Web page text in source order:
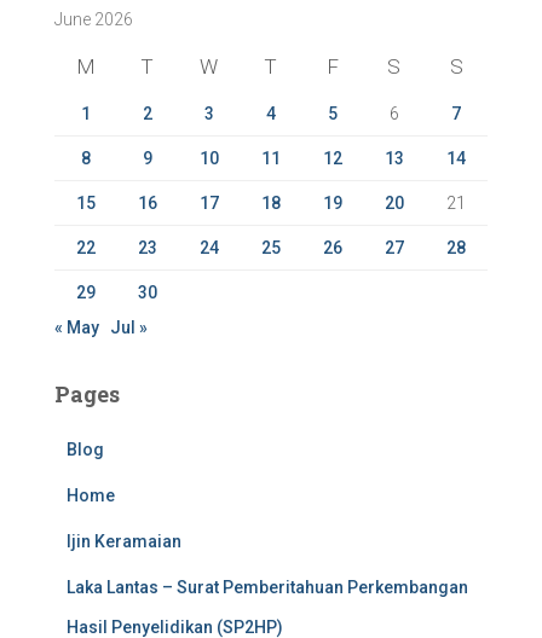
h
June 2026
M T W T F S S
1 2 3 4 5 6 7
8 9 10 11 12 13 14
15 16 17 18 19 20 21
22 23 24 25 26 27 28
29
30
« May
Jul »
Pages
Blog
Home
Ijin Keramaian
Laka Lantas – Surat Pemberitahuan Perkembangan
Hasil Penyelidikan (SP2HP)